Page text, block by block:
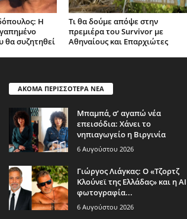
Η
θα συζητηθεί
Τι θα δούμε απόψε στην
πρεμιέρα του Survivor με
Αθηναίους και Επαρχιώτες
ΑΚΟΜΑ ΠΕΡΙΣΣΟΤΕΡΑ ΝΕΑ
Μπαμπά, σ’ αγαπώ νέα
επεισόδια: Χάνει το
νηπιαγωγείο η Βιργινία
6 Αυγούστου 2026
Γιώργος Λιάγκας: Ο «Τζορτζ
Κλούνεϊ της Ελλάδας» και η AI
φωτογραφία...
6 Αυγούστου 2026